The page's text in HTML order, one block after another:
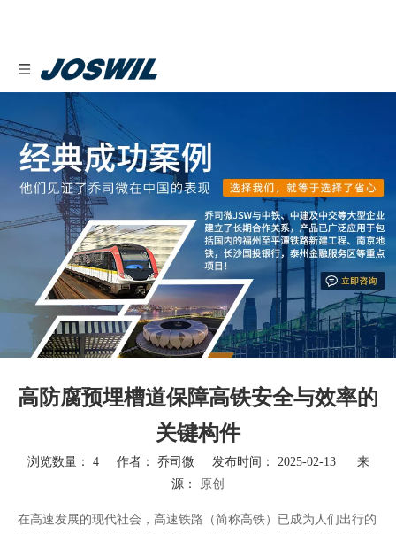
高防腐预埋槽道保障高铁安全与效率的
关键构件
浏览数量： 4作者： 乔司微 发布时间： 2025-02-13 来
源： 原创
["wechat","weibo","qzone","douban","email"]
在高速发展的现代社会，高速铁路（简称高铁）已成为人们出行的